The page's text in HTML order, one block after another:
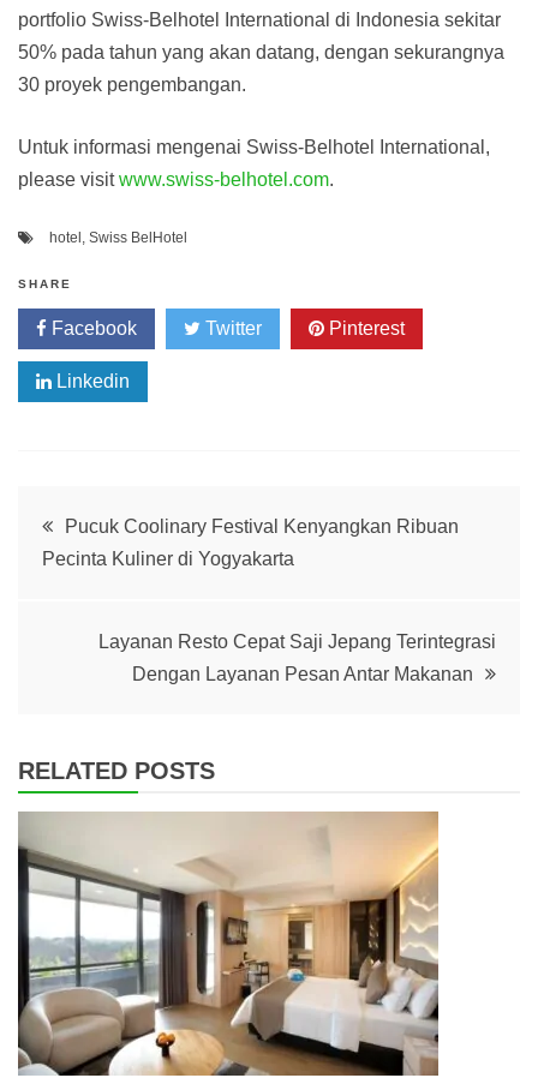
portfolio Swiss-Belhotel International di Indonesia sekitar
50% pada tahun yang akan datang, dengan sekurangnya
30 proyek pengembangan.
Untuk informasi mengenai Swiss-Belhotel International,
please visitwww.swiss-belhotel.com.
hotel Swiss BelHotel
SHARE
Facebook Twitter Pinterest
Linkedin
PostPucuk Coolinary Festival Kenyangkan Ribuan
Pecinta Kuliner di Yogyakarta
Layanan Resto Cepat Saji Jepang Terintegrasi
Dengan Layanan Pesan Antar Makanan
RELATED POSTS